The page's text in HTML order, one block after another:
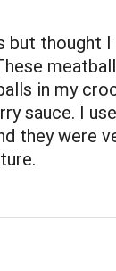
but thought
in my
sauce. I
they were